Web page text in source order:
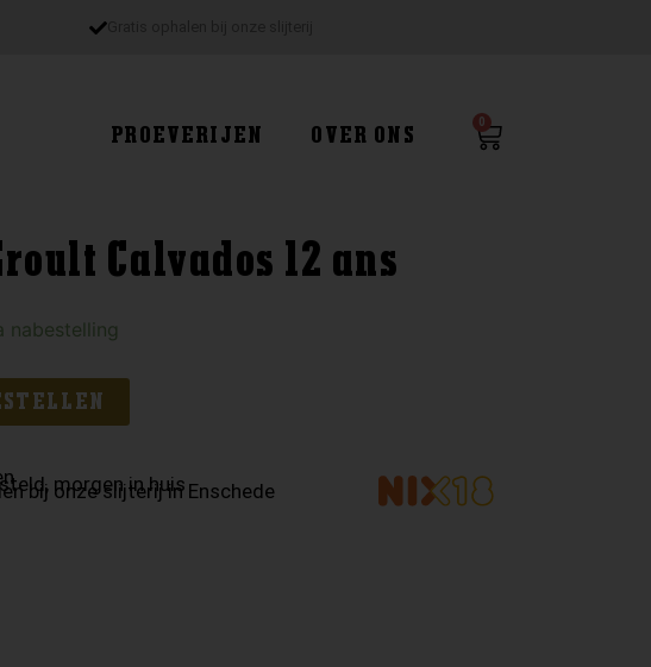
PROEVERIJEN OVER ONS
0
Winkelwagen
Calvados 12 ans
nabestelling
morgen in huis
bij onze slijterij in Enschede